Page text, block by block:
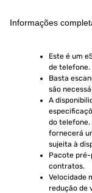
Informações
Este é um
de telefone.
Basta
são
A
do telefone.
fornecerá
sujeita à
Pacote pré-
contratos.
Velocidade
redução de